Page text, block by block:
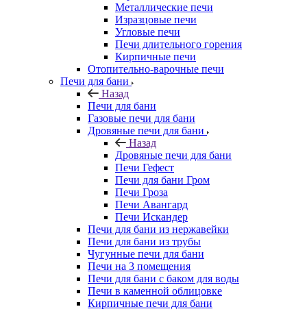
Металлические печи
Изразцовые печи
Угловые печи
Печи длительного горения
Кирпичные печи
Отопительно-варочные печи
Печи для бани
Назад
Печи для бани
Газовые печи для бани
Дровяные печи для бани
Назад
Дровяные печи для бани
Печи Гефест
Печи для бани Гром
Печи Гроза
Печи Авангард
Печи Искандер
Печи для бани из нержавейки
Печи для бани из трубы
Чугунные печи для бани
Печи на 3 помещения
Печи для бани с баком для воды
Печи в каменной облицовке
Кирпичные печи для бани